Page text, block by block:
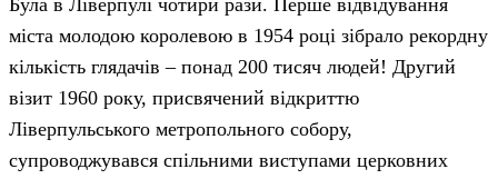
Була в Ліверпулі чотири рази. Перше відвідування
міста молодою королевою в 1954 році зібрало рекордну
кількість глядачів – понад 200 тисяч людей! Другий
візит 1960 року, присвячений відкриттю
Ліверпульського метропольного собору,
супроводжувався спільними виступами церковних